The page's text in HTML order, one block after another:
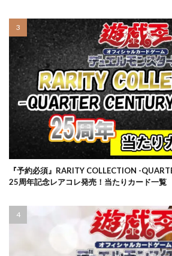
『予約必須』RARITY COLLECTION -
25周年記念レアコレ発売！当たりカード一覧
スノーハザード
スペシャルBOX
スペシャルデッキセット
スペース
スリーブ
セイコー ゼニガメ
ダニエルアーシャム
ダンデ
ダークウィング ブラスト
ディメン
デュエマ
デュエリストパック
デュエルフィールド
デュエル・マ
トリプレットビート
トレカ保管方
トレカ専用フリマサイト
トレカ投
トレカ海外通販
トレーナーカード
ナンジャモ
ナンジャ
ハイクラスパック
ハイプビースト
バブル
バ